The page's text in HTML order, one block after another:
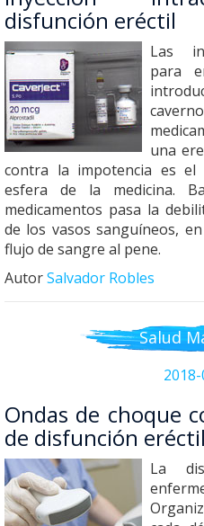
disfunción eréctil
Las
para
una
contra la impotencia es
esfera de la medicina.
medicamentos pasa la
de los vasos sanguíneos,
flujo de sangre al pene.
AutorSalvador Robles
Salud
Ondas de choque
de disfunción eréctil
La